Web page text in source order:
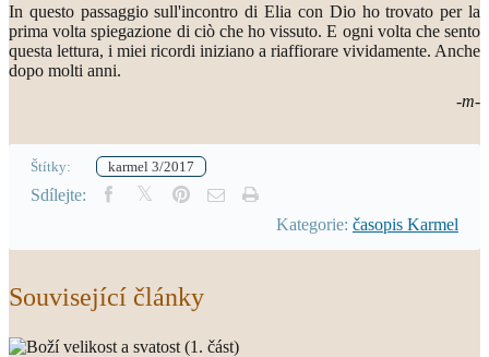
In questo passaggio sull'incontro di Elia con Dio ho trovato per la
prima volta spiegazione di ciò che ho vissuto. E ogni volta che sento
questa lettura, i miei ricordi iniziano a riaffiorare vividamente. Anche
dopo molti anni.
-m-
Štítky: karmel 3/2017
Sdílejte:
Kategorie: časopis Karmel
Související články